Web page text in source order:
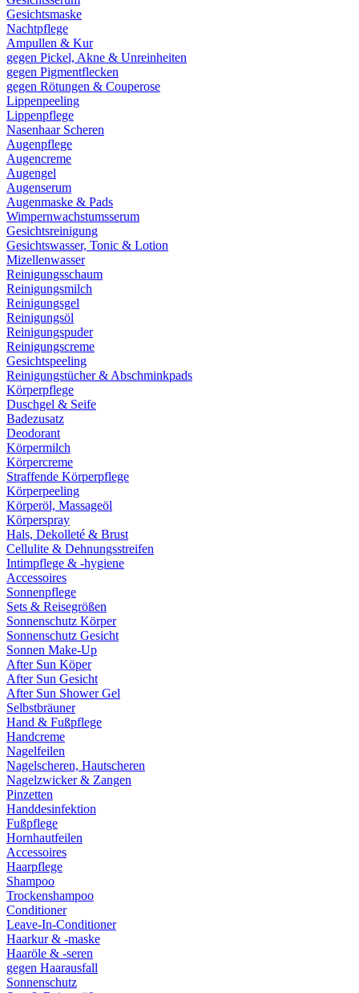
Gesichtsmaske
Nachtpflege
Ampullen & Kur
gegen Pickel, Akne & Unreinheiten
gegen Pigmentflecken
gegen Rötungen & Couperose
Lippenpeeling
Lippenpflege
Nasenhaar Scheren
Augenpflege
Augencreme
Augengel
Augenserum
Augenmaske & Pads
Wimpernwachstumsserum
Gesichtsreinigung
Gesichtswasser, Tonic & Lotion
Mizellenwasser
Reinigungsschaum
Reinigungsmilch
Reinigungsgel
Reinigungsöl
Reinigungspuder
Reinigungscreme
Gesichtspeeling
Reinigungstücher & Abschminkpads
Körperpflege
Duschgel & Seife
Badezusatz
Deodorant
Körpermilch
Körpercreme
Straffende Körperpflege
Körperpeeling
Körperöl, Massageöl
Körperspray
Hals, Dekolleté & Brust
Cellulite & Dehnungsstreifen
Intimpflege & -hygiene
Accessoires
Sonnenpflege
Sets & Reisegrößen
Sonnenschutz Körper
Sonnenschutz Gesicht
Sonnen Make-Up
After Sun Köper
After Sun Gesicht
After Sun Shower Gel
Selbstbräuner
Hand & Fußpflege
Handcreme
Nagelfeilen
Nagelscheren, Hautscheren
Nagelzwicker & Zangen
Pinzetten
Handdesinfektion
Fußpflege
Hornhautfeilen
Accessoires
Haarpflege
Shampoo
Trockenshampoo
Conditioner
Leave-In-Conditioner
Haarkur & -maske
Haaröle & -seren
gegen Haarausfall
Sonnenschutz